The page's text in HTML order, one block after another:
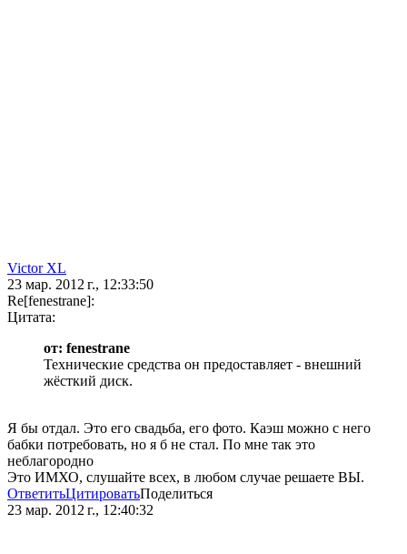
Victor XL
23 мар. 2012 г., 12:33:50
Re[fenestrane]:
Цитата:
от: fenestrane
Технические средства он предоставляет - внешний
жёсткий диск.
Я бы отдал. Это его свадьба, его фото. Каэш можно с него
бабки потребовать, но я б не стал. По мне так это
неблагородно
Это ИМХО, слушайте всех, в любом случае решаете ВЫ.
ОтветитьЦитироватьПоделиться
23 мар. 2012 г., 12:40:32